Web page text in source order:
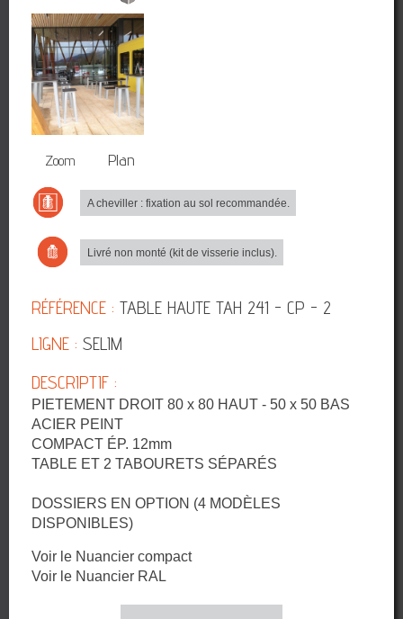
Zoom 3D
Plan
A cheviller : fixation au sol recommandée.
Livré non monté (kit de visserie inclus).
RÉFÉRENCE : TABLE HAUTE TAH 241 - CP - 2
LIGNE : SELIM
DESCRIPTIF :
PIETEMENT DROIT 80 x 80 HAUT - 50 x 50 BAS
ACIER PEINT
COMPACT ÉP. 12mm
TABLE ET 2 TABOURETS SÉPARÉS
DOSSIERS EN OPTION (4 MODÈLES
DISPONIBLES)
Voir le Nuancier compact
Voir le Nuancier RAL